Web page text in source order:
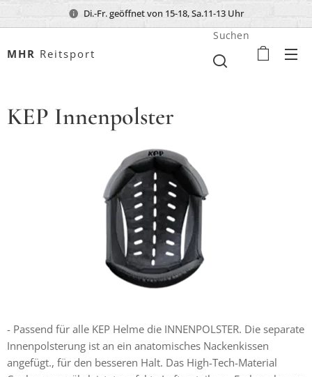
Di.-Fr. geöffnet von 15-18, Sa.11-13 Uhr
MHR Reitsport
Suchen
KEP Innenpolster
- Passend für alle KEP Helme die INNENPOLSTER. Die separate
Innenpolsterung ist an ein anatomisches Nackenkissen
angefügt., für den besseren Halt. Das High-Tech-Material